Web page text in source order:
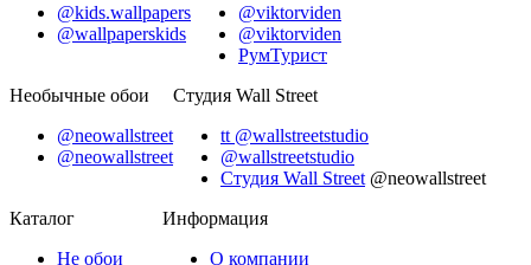
@kids.wallpapers
@wallpaperskids
@viktorviden
@viktorviden
РумТурист
Необычные обои
@neowallstreet
@neowallstreet
Студия Wall Street
tt @wallstreetstudio
@wallstreetstudio
Студия Wall Street @neowallstreet
Каталог
Не обои
Информация
О компании